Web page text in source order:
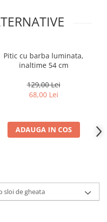
Pitic cu barba luminata,
inaltime 54 cm
129,00 Lei
68,00 Lei
ADAUGA IN COS
sloi de gheata